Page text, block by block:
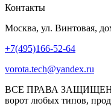
Контакты
Москва, ул. Винтовая,
+7(495)166-52-64
vorota.tech@yandex.ru
ВСЕ ПРАВА ЗАЩИЩЕНЫ
ворот любых типов,